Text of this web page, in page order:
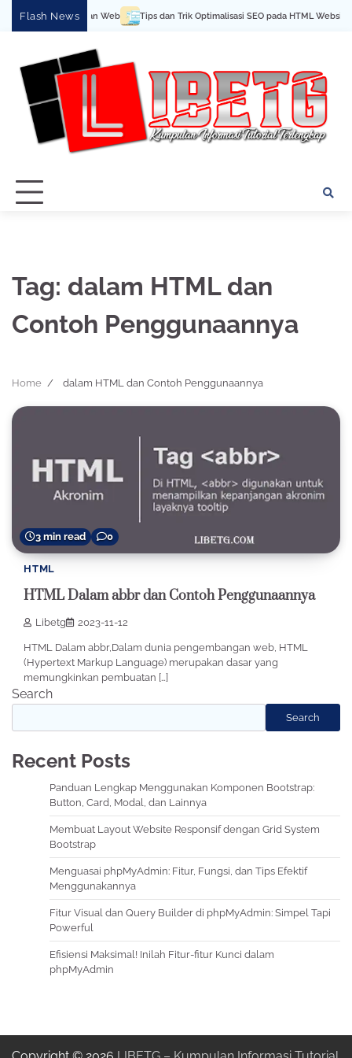
Flash News
Cara Buat Halaman Web Tips dan Trik Optimalisasi SEO pada HTML Website
Tag: dalam HTML dan
Contoh Penggunaannya
Home dalam HTML dan Contoh Penggunaannya
3 min read 0
HTML
HTML Dalam abbr dan Contoh Penggunaannya
Libetg 2023-11-12
HTML Dalam abbr,Dalam dunia pengembangan web, HTML
(Hypertext Markup Language) merupakan dasar yang
memungkinkan pembuatan […]
Search
Search
Recent Posts
Panduan Lengkap Menggunakan Komponen Bootstrap:
Button, Card, Modal, dan Lainnya
Membuat Layout Website Responsif dengan Grid System
Bootstrap
Menguasai phpMyAdmin: Fitur, Fungsi, dan Tips Efektif
Menggunakannya
Fitur Visual dan Query Builder di phpMyAdmin: Simpel Tapi
Powerful
Efisiensi Maksimal! Inilah Fitur-fitur Kunci dalam
phpMyAdmin